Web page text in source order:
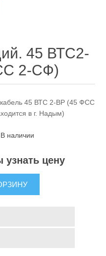
45 ВТС2-
2-СФ)
45 ВТС 2-ВР (45 ФСС
в г. Надым)
В наличии
узнать цену